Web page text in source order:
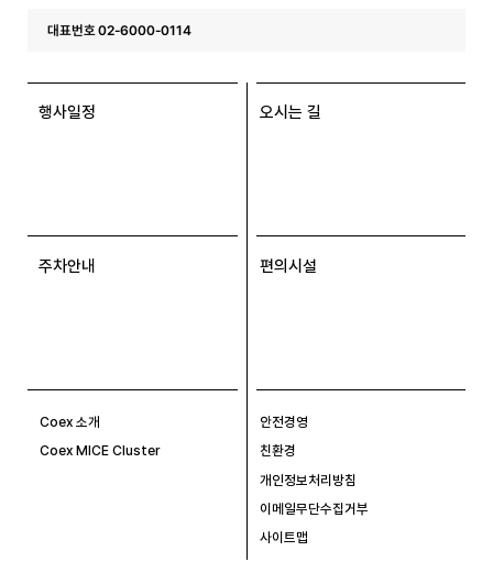
대표번호 02-6000-0114
행사일정 오시는 길
주차안내 편의시설
Coex 소개
Coex MICE Cluster
안전경영
친환경
개인정보처리방침
이메일무단수집거부
사이트맵